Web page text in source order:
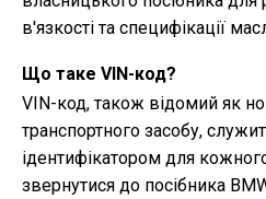
в'язкості та специфікації
Що таке VIN-код?
VIN-код, також відомий як
транспортного засобу,
ідентифікатором для
звернутися до посібника